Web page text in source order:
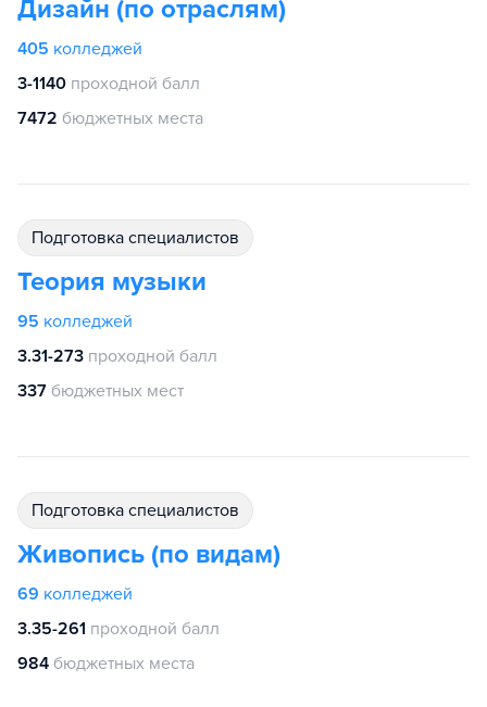
Дизайн (по отраслям)
405 колледжей
3-1140 проходной балл
7472 бюджетных места
подготовка специалистов
Теория музыки
95 колледжей
3.31-273 проходной балл
337 бюджетных мест
подготовка специалистов
Живопись (по видам)
69 колледжей
3.35-261 проходной балл
984 бюджетных места